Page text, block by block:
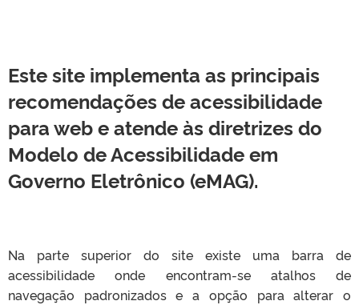
Este site implementa as principais
recomendações de acessibilidade
para web e atende às diretrizes do
Modelo de Acessibilidade em
Governo Eletrônico (eMAG).
Na parte superior do site existe uma barra de
acessibilidade onde encontram-se atalhos de
navegação padronizados e a opção para alterar o